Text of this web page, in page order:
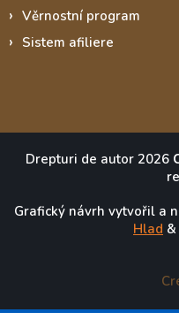
Věrnostní program
Sistem afiliere
Drepturi de autor 2026
Grafický návrh vytvořil a
Hlad &